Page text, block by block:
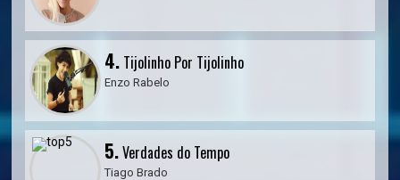
4. Tijolinho Por Tijolinho
Enzo Rabelo
5.Verdades do Tempo
Tiago Brado